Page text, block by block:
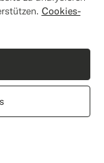
Close
Staaten?
sehen.
Cookies-